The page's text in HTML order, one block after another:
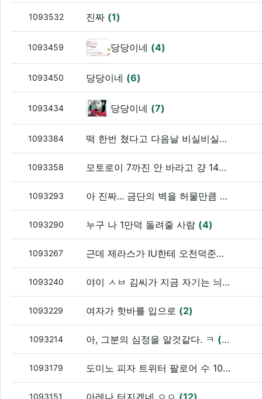
1093532 진짜 (1)
1093459 당당이네 (4)
1093450 당당이네 (6)
1093434 당당이네 (7)
1093384 떡 한번 쳤다고 다음날 비실비실하다면 도대체 어떻게 떡을 치길래 그런거냐?
1093358 모토로이 7까진 안 바라고 걍 14달고 타야지
1093293 아 진짜... 금단의 벽을 허물만큼 절박해졌음.
1093290 누구 나 1만덕 돌려줄 사람 (4)
1093267 근데 제라스가 IU한테 오천덕준거 아니냐?
1093240 야이 ㅅㅂ 김씨가 지금 자기는 늬들에 비해서 노말하단다..
1093229 여자가 핫바를 입으로 (2)
1093214 아, 그분의 심정을 알것같다. ㅋ (5)
1093179 도미노 피자 트위터 팔로어 수 100당 천원 할인
1093151